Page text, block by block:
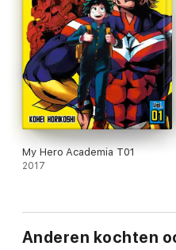
My Hero Academia T01
2017
Anderen kochten